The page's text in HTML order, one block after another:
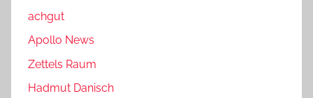
achgut
Apollo News
Zettels Raum
Hadmut Danisch